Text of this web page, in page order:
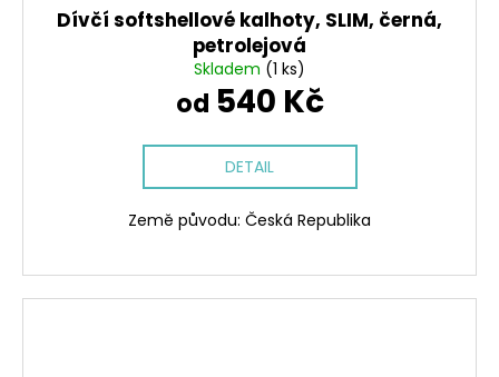
Dívčí softshellové kalhoty, SLIM, černá,
petrolejová
Skladem (1 ks)
od 540 Kč
DETAIL
Země původu: Česká Republika